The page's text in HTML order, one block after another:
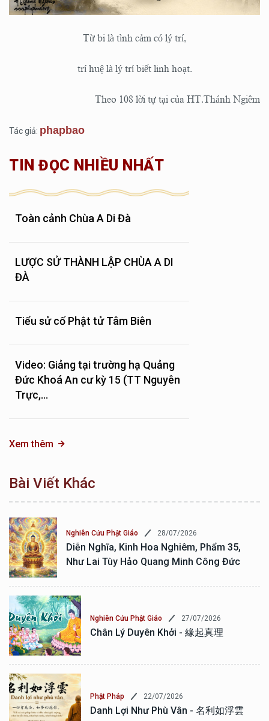
Từ bi là tình cảm có lý trí,
trí huệ là lý trí biết linh hoạt.
Theo 108 lời tự tại của HT.Thánh Ngiêm
Tác giả: phapbao
TIN ĐỌC NHIỀU NHẤT
Toàn cảnh Chùa A Di Đà
LƯỢC SỬ THÀNH LẬP CHÙA A DI
ĐÀ
Tiểu sử cố Phật tử Tâm Biên
Video: Giảng tại trường hạ Quảng
Đức Khoá An cư kỳ 15 (TT Nguyên
Trực,...
Xem thêm
Bài Viết Khác
Nghiên Cứu Phật Giáo 28/07/2026
Diễn Nghĩa, Kinh Hoa Nghiêm, Phẩm 35,
Như Lai Tùy Hảo Quang Minh Công Đức
Nghiên Cứu Phật Giáo 27/07/2026
Chân Lý Duyên Khởi - 緣起真理
Phật Pháp 22/07/2026
Danh Lợi Như Phù Vân - 名利如浮雲